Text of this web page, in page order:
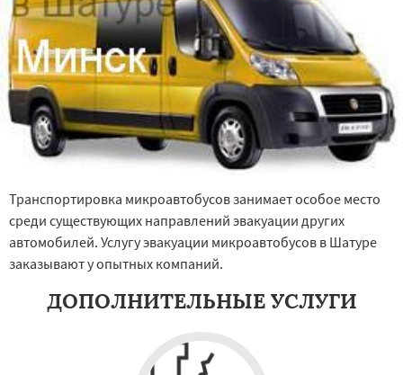
Транспортировка микроавтобусов занимает особое место
среди существующих направлений эвакуации других
автомобилей. Услугу эвакуации микроавтобусов в Шатуре
заказывают у опытных компаний.
ДОПОЛНИТЕЛЬНЫЕ УСЛУГИ